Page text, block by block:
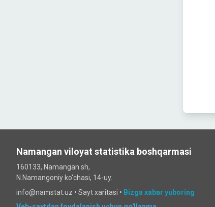
Namangan viloyat statistika boshqarmasi
160133, Namangan sh,
N.Namangoniy ko'chasi, 14-uy.
info@namstat.uz • Sayt xaritasi • Bizga xabar yuboring